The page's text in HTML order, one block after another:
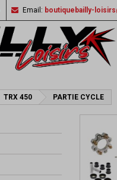
Email: boutiquebailly-
TRX 450 PARTIE CYCLE